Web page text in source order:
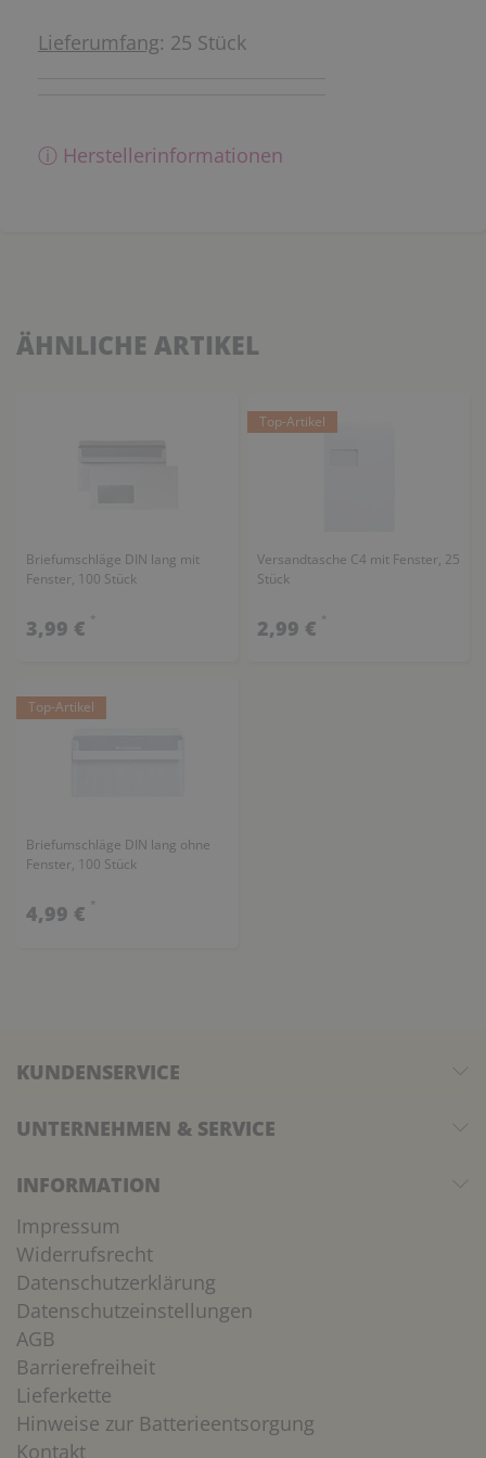
Lieferumfang: 25 Stück
ⓘ Herstellerinformationen
ÄHNLICHE ARTIKEL
Briefumschläge DIN lang mit
Fenster, 100 Stück
3,99 € *
Top-Artikel
Versandtasche C4 mit Fenster, 25
Stück
2,99 € *
Top-Artikel
Briefumschläge DIN lang ohne
Fenster, 100 Stück
4,99 € *
KUNDENSERVICE
UNTERNEHMEN & SERVICE
INFORMATION
Impressum
Widerrufsrecht
Datenschutzerklärung
Datenschutzeinstellungen
AGB
Barrierefreiheit
Lieferkette
Hinweise zur Batterieentsorgung
Kontakt